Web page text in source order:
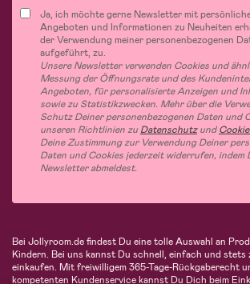
Ja, ich möchte gerne Newsletter mit
Angeboten und Informationen zu Neuheiten
der Verwendung meiner personenbezogenen
aufgeführt, zu.
Unsere Newsletter verwenden Cookies und
Messung der Öffnungsrate und des
Angeboten, für personalisierte Anzeigen und
sowie zu Statistikzwecken. Mehr über die
Schutz Deiner personenbezogenen Daten und
unseren Richtlinien zu Datenschutzund
Deine Zustimmung zur Verwendung Deiner
Daten und Cookies jederzeit widerrufen, indem
Newsletter abmeldest.
Bei Jollyroom.de findest Du eine tolle Auswahl an
Kindern. Bei uns kannst Du schnell, einfach und stets
einkaufen. Mit freiwilligem 365-Tage-Rückgaberecht
kompetenten Kundenservice kannst Du Dich beim